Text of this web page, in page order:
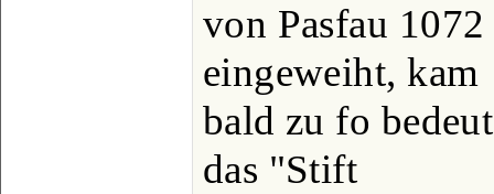
von Pasfau
eingeweiht, kam
bald zu fo
das "Stift